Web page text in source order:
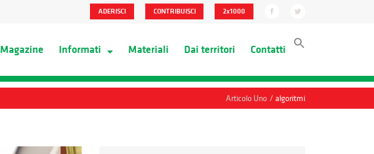
ADERISCI CONTRIBUISCI 2x1000
Magazine Informati Materiali Dai territori Contatti
Articolo Uno / algoritmi